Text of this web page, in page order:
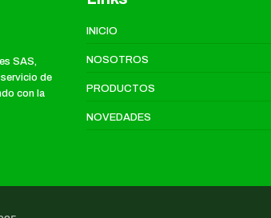
SAS,
de
con la
INICIO
NOSOTROS
PRODUCTOS
NOVEDADES